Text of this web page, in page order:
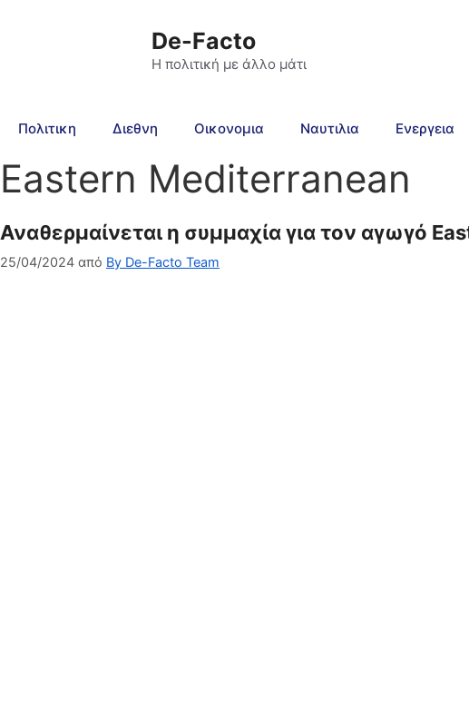
De-Facto
Η πολιτική με άλλο μάτι
Πολιτικη Διεθνη Οικονομια Ναυτιλια Ενεργεια
Eastern Mediterranean
Αναθερμαίνεται η συμμαχία για τον αγωγό
25/04/2024 από By De-Facto Team